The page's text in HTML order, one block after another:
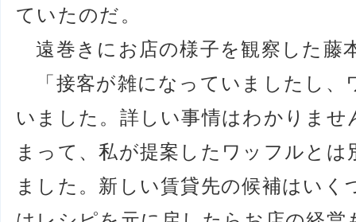
ていたのだ。
遠巻きにお店の様子を観察した藤
「接客が雑になっていましたし、
いました。詳しい事情はわかりま
まって、私が提案したワッフルと
ました。新しい賃貸先の候補はい